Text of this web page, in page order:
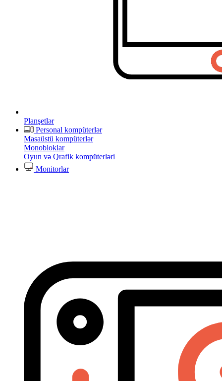
Planşetlər
Personal kompüterlər
Masaüstü kompüterlər
Monobloklar
Oyun və Qrafik kompüterləri
Monitorlar